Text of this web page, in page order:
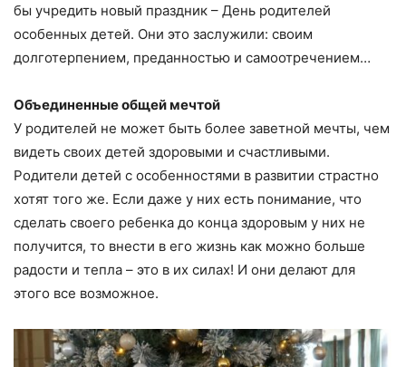
бы учредить новый праздник – День родителей
особенных детей. Они это заслужили: своим
долготерпением, преданностью и самоотречением…
Объединенные общей мечтой
У родителей не может быть более заветной мечты, чем
видеть своих детей здоровыми и счастливыми.
Родители детей с особенностями в развитии страстно
хотят того же. Если даже у них есть понимание, что
сделать своего ребенка до конца здоровым у них не
получится, то внести в его жизнь как можно больше
радости и тепла – это в их силах! И они делают для
этого все возможное.